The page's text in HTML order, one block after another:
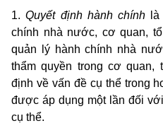
1.Quyết định hành chính là
chính nhà nước, cơ quan,
quản lý hành chính nhà
thẩm quyền trong cơ quan,
định về vấn đề cụ thể trong
được áp dụng một lần đối
cụ thể.